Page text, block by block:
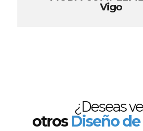
Vigo
¿Deseas
otrosDiseño